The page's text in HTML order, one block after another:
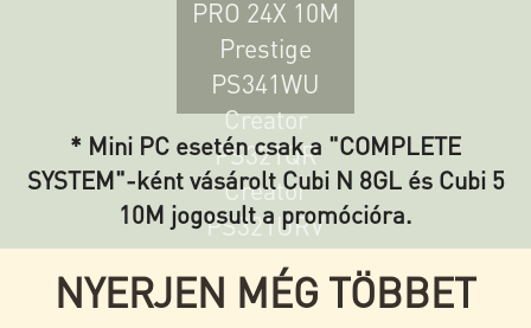
PRO 24X 10M
Prestige
PS341WU
Creator
PS321QR
Creator
PS321URV
* Mini PC esetén csak a "COMPLETE
SYSTEM"-ként vásárolt Cubi N 8GL és Cubi 5
10M jogosult a promócióra.
NYERJEN MÉG TÖBBET